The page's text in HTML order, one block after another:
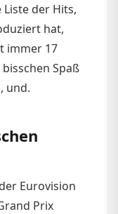
Liste der Hits,
hat,
immer 17
Spaß
und.
Eurovision
Prix